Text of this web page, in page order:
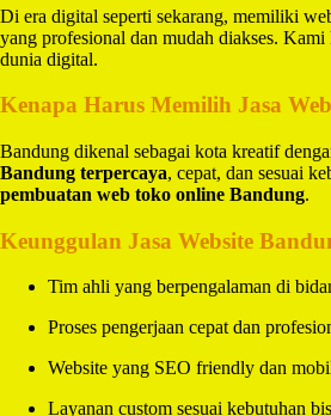
Di era digital seperti sekarang, memiliki
yang profesional dan mudah diakses. Kami
dunia digital.
Kenapa Harus Memilih Jasa
Bandung dikenal sebagai kota kreatif
Bandung terpercaya, cepat, dan sesuai
pembuatan web toko online Bandung.
Keunggulan Jasa Website
Tim ahli yang berpengalaman di
Proses pengerjaan cepat dan
Website yang SEO friendly dan
Layanan custom sesuai kebutuhan